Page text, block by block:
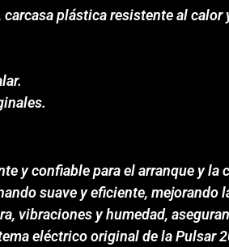
plástica resistente al calor
y confiable para el arranque y
suave y eficiente, mejorando
vibraciones y humedad,
eléctrico original de la Pulsar